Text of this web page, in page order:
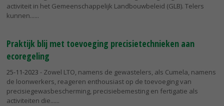
activiteit in het Gemeenschappelijk Landbouwbeleid (GLB). Telers
kunnen...
Praktijk blij met toevoeging precisietechnieken aan
ecoregeling
25-11-2023 - Zowel LTO, namens de gewastelers, als Cumela, namens
de loonwerkers, reageren enthousiast op de toevoeging van
precisiegewasbescherming, precisiebemesting en fertigatie als
activiteiten die...